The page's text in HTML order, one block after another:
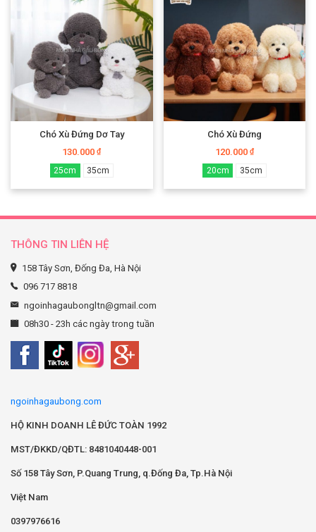
Chó Xù Đứng Dơ Tay
130.000₫
25cm 35cm
Chó Xù Đứng
120.000 ₫
20cm 35cm
THÔNG TIN LIÊN HỆ
158 Tây Sơn, Đống Đa, Hà Nội
096 717 8818
ngoinhagaubongltn@gmail.com
08h30 - 23h các ngày trong tuần
ngoinhagaubong.com
HỘ KINH DOANH LÊ ĐỨC TOÀN 1992
MST/ĐKKD/QĐTL: 8481040448-001
Số 158 Tây Sơn, P.Quang Trung, q.Đống Đa, Tp.Hà Nội
Việt Nam
0397976616